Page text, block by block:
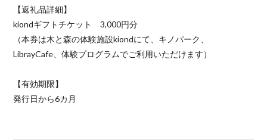
【返礼品詳細】
kiondギフトチケット 3,000円分
（本券は木と森の体験施設kiondにて、キノパーク、
LibrayCafe、体験プログラムでご利用いただけます）
【有効期限】
発行日から6カ月